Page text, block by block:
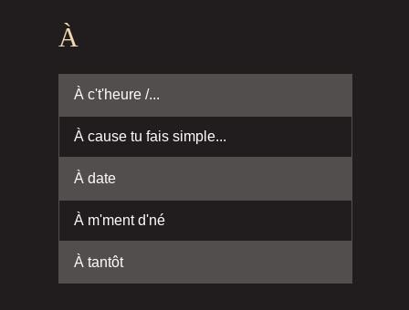
À
À c't'heure /...
À cause tu fais simple...
À date
À m'ment d'né
À tantôt